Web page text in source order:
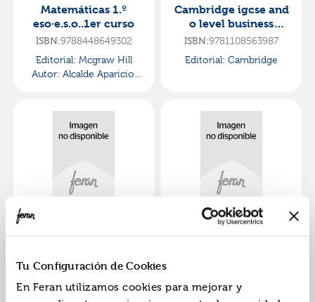
Tu Configuración de Cookies
En Feran utilizamos cookies para mejorar y
Matemáticas 1.º
eso·e.s.o..1er curso
ISBN:9788448649302
Editorial: Mcgraw Hill
Autor: Alcalde Aparicio,
Cambridge igcse and
o level business
studies coursebook
ISBN:9781108563987
Editorial: Cambridge
pack·básico
ISBN: 9781009809832
Power up level 2